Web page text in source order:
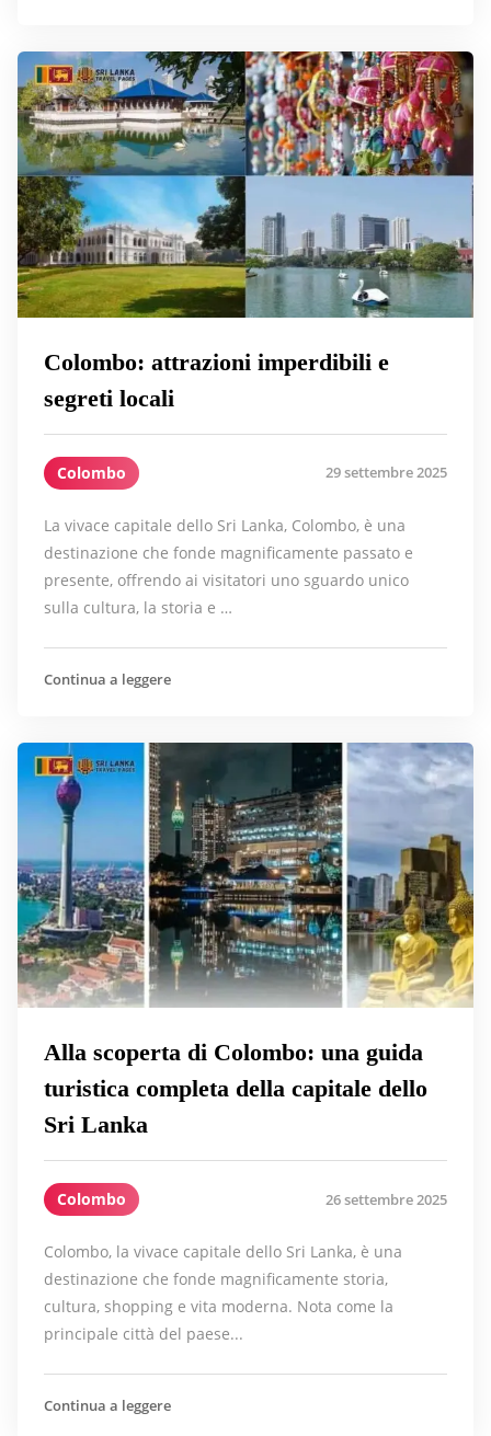
Colombo: attrazioni imperdibili e
segreti locali
Colombo 29 settembre 2025
La vivace capitale dello Sri Lanka, Colombo, è una
destinazione che fonde magnificamente passato e
presente, offrendo ai visitatori uno sguardo unico
sulla cultura, la storia e …
Continua a leggere
Alla scoperta di Colombo: una guida
turistica completa della capitale dello
Sri Lanka
Colombo 26 settembre 2025
Colombo, la vivace capitale dello Sri Lanka, è una
destinazione che fonde magnificamente storia,
cultura, shopping e vita moderna. Nota come la
principale città del paese...
Continua a leggere